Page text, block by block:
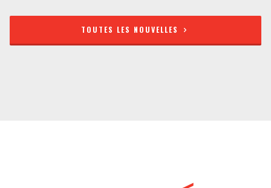
TOUTES LES NOUVELLES